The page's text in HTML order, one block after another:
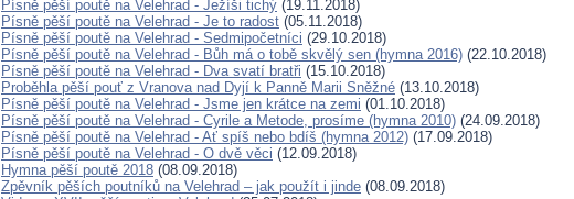
Písně pěší poutě na Velehrad - Ježíši tichý (19.11.2018)
Písně pěší poutě na Velehrad - Je to radost (05.11.2018)
Písně pěší poutě na Velehrad - Sedmipočetníci (29.10.2018)
Písně pěší poutě na Velehrad - Bůh má o tobě skvělý sen (hymna 2016) (22.10.2018)
Písně pěší poutě na Velehrad - Dva svatí bratři (15.10.2018)
Proběhla pěší pouť z Vranova nad Dyjí k Panně Marii Sněžné (13.10.2018)
Písně pěší poutě na Velehrad - Jsme jen krátce na zemi (01.10.2018)
Písně pěší poutě na Velehrad - Cyrile a Metode, prosíme (hymna 2010) (24.09.2018)
Písně pěší poutě na Velehrad - Ať spíš nebo bdíš (hymna 2012) (17.09.2018)
Písně pěší poutě na Velehrad - O dvě věci (12.09.2018)
Hymna pěší poutě 2018 (08.09.2018)
Zpěvník pěších poutníků na Velehrad – jak použít i jinde (08.09.2018)